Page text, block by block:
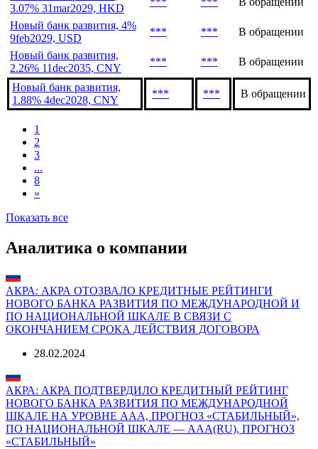
3.07% 31mar2029, HKD
Новый банк развития, 4%
9feb2029, USD
*** ***
В обращении
Новый банк развития,
2.26% 11dec2035, CNY
*** *** В обращении
Новый банк развития,
1.88% 4dec2028, CNY
*** *** В обращении
1
2
3
...
8
»
Показать все
Аналитика о компании
АКРА: АКРА ОТОЗВАЛО КРЕДИТНЫЕ РЕЙТИНГИ
НОВОГО БАНКА РАЗВИТИЯ ПО МЕЖДУНАРОДНОЙ И
ПО НАЦИОНАЛЬНОЙ ШКАЛЕ В СВЯЗИ С
ОКОНЧАНИЕМ СРОКА ДЕЙСТВИЯ ДОГОВОРА
28.02.2024
АКРА: АКРА ПОДТВЕРДИЛО КРЕДИТНЫЙ РЕЙТИНГ
НОВОГО БАНКА РАЗВИТИЯ ПО МЕЖДУНАРОДНОЙ
ШКАЛЕ НА УРОВНЕ AAA, ПРОГНОЗ «СТАБИЛЬНЫЙ»,
ПО НАЦИОНАЛЬНОЙ ШКАЛЕ — AAA(RU), ПРОГНОЗ
«СТАБИЛЬНЫЙ»